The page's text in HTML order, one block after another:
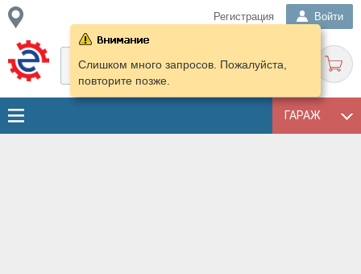
Регистрация Войти
ГАРАЖ
Слишком много запросов. Пожалуйста,
повторите позже.